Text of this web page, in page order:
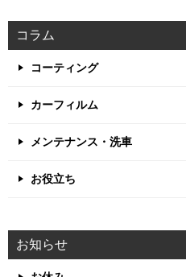
コラム
コーティング
カーフィルム
メンテナンス・洗車
お役立ち
お知らせ